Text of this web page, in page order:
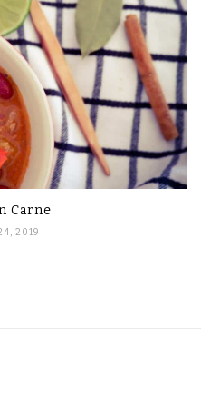
Carne
2019